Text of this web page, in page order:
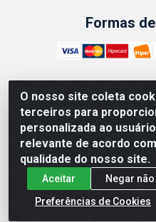
O nosso site coleta
terceiros para
personalizada ao
relevante de acordo
qualidade do nosso site.
Aceitar
Negar
Preferências de Cookies
Formas
ABRASEG COMÉRCIO
10.894.768/0001-00 -
Penha Circular - Rio de